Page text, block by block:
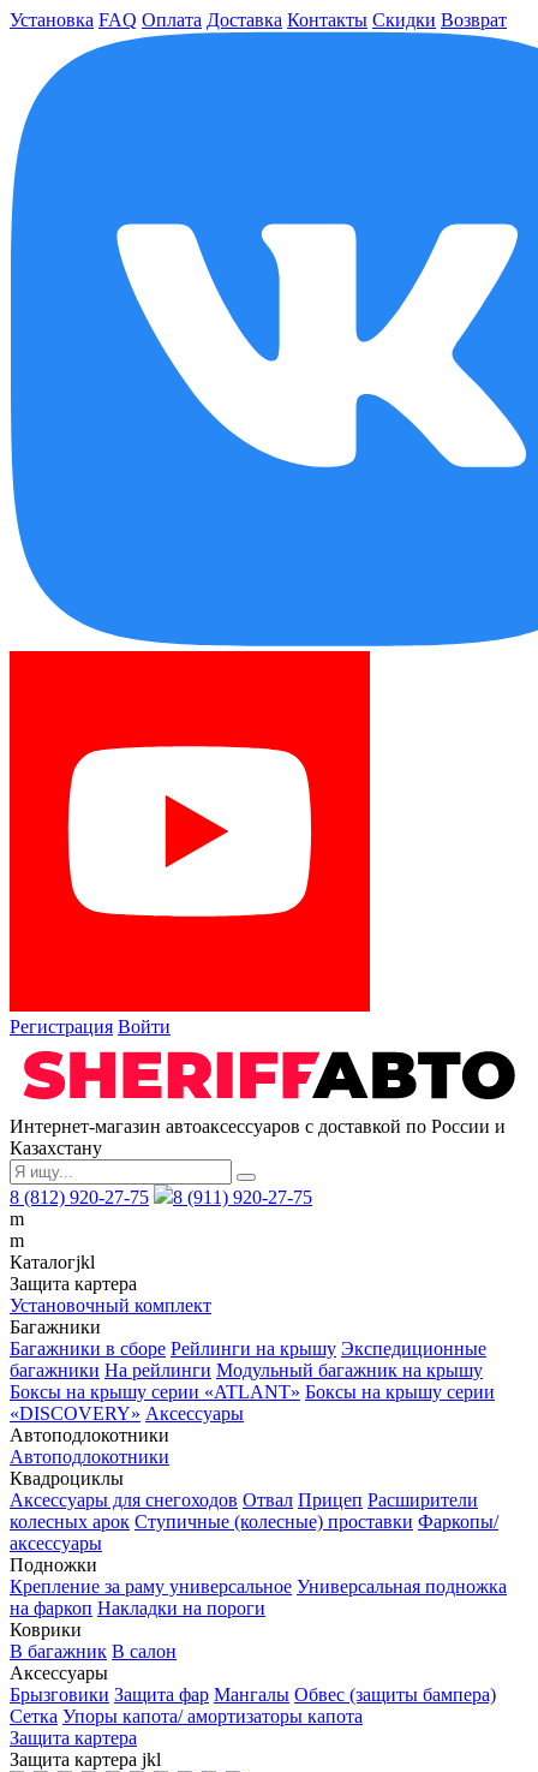
Установка FAQ Оплата Доставка Контакты Скидки Возврат
Регистрация Войти
Интернет-магазин автоаксессуаров с доставкой по России и
Казахстану
8 (812) 920-27-75
8 (911) 920-27-75
m
m
Каталогjkl
Защита картера
Установочный комплект
Багажники
Багажники в сборе Рейлинги на крышу Экспедиционные
багажники На рейлинги Модульный багажник на крышу
Боксы на крышу серии «ATLANT» Боксы на крышу серии
«DISCOVERY» Аксессуары
Автоподлокотники
Автоподлокотники
Квадроциклы
Аксессуары для снегоходов Отвал Прицеп Расширители
колесных арок Ступичные (колесные) проставки Фаркопы/
аксессуары
Подножки
Крепление за раму универсальное Универсальная подножка
на фаркоп Накладки на пороги
Коврики
В багажник В салон
Аксессуары
Брызговики Защита фар Мангалы Обвес (защиты бампера)
Сетка Упоры капота/ амортизаторы капота
Защита картера
Защита картера jkl